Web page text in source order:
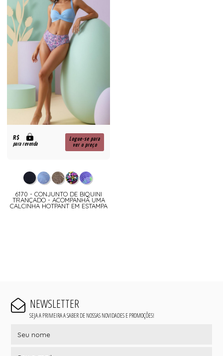
R$
para revenda
Logue-se para
ver o preço
6170 - CONJUNTO DE BIQUINI
TRANÇADO - ACOMPANHA UMA
CALCINHA HOTPANT EM ESTAMPA
NEWSLETTER
SEJA A PRIMEIRA A SABER DE NOSSAS NOVIDADES E PROMOÇÕES!